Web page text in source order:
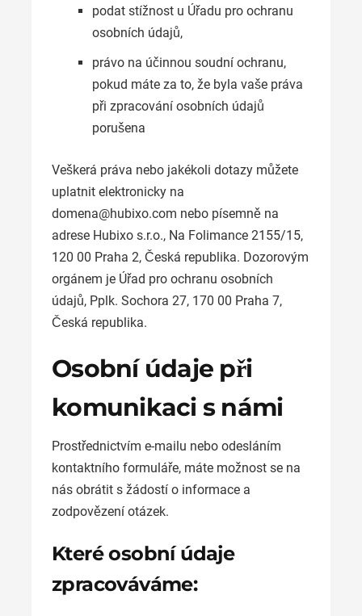
podat stížnost u Úřadu pro ochranu
osobních údajů,
právo na účinnou soudní ochranu,
pokud máte za to, že byla vaše práva
při zpracování osobních údajů
porušena
Veškerá práva nebo jakékoli dotazy můžete
uplatnit elektronicky na
domena@hubixo.com nebo písemně na
adrese Hubixo s.r.o., Na Folimance 2155/15,
120 00 Praha 2, Česká republika. Dozorovým
orgánem je Úřad pro ochranu osobních
údajů, Pplk. Sochora 27, 170 00 Praha 7,
Česká republika.
Osobní údaje při
komunikaci s námi
Prostřednictvím e-mailu nebo odesláním
kontaktního formuláře, máte možnost se na
nás obrátit s žádostí o informace a
zodpovězení otázek.
Které osobní údaje
zpracováváme: